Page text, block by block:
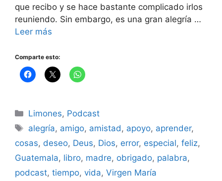
que recibo y se hace bastante complicado irlos
reuniendo. Sin embargo, es una gran alegría …
Leer más
Comparte esto:
Categorías
Limones, Podcast
Etiquetas
alegría, amigo, amistad, apoyo, aprender,
cosas, deseo, Deus, Dios, error, especial, feliz,
Guatemala, libro, madre, obrigado, palabra,
podcast, tiempo, vida, Virgen María